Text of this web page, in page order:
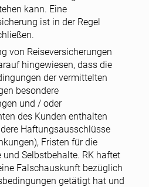
kann. Eine
ist in der Regel
von Reiseversicherungen
hingewiesen, dass die
der vermittelten
besondere
und / oder
des Kunden enthalten
Haftungsausschlüsse
Fristen für die
und Selbstbehalte. RK haftet
Falschauskunft bezüglich
getätigt hat und